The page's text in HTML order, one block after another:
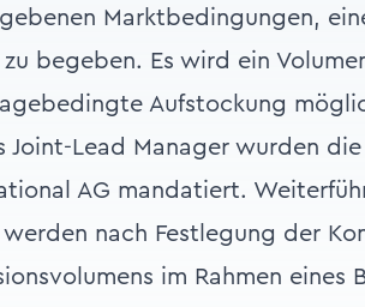
Marktbedingungen,
begeben. Es wird ein
Aufstockung
Joint-Lead Manager wurden
AG mandatiert.
nach Festlegung der
im Rahmen eines